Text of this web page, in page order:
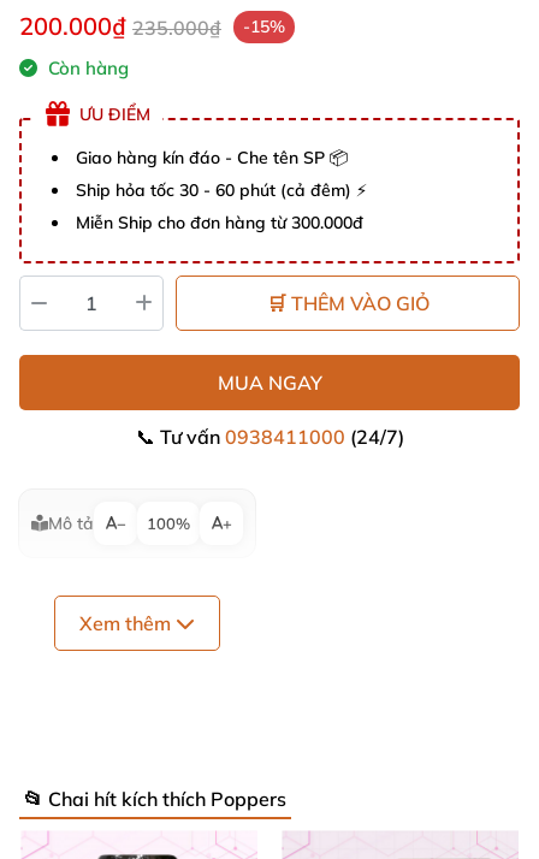
200.000₫ 235.000₫ -15%
Còn hàng
ƯU ĐIỂM
Giao hàng kín đáo - Che tên SP 📦
Ship hỏa tốc 30 - 60 phút (cả đêm) ⚡
Miễn Ship cho đơn hàng từ 300.000đ
🛒 THÊM VÀO GIỎ
MUA NGAY
📞 Tư vấn 0938411000 (24/7)
Mô tả − 100% +
Xem thêm
📂 Chai hít kích thích Poppers